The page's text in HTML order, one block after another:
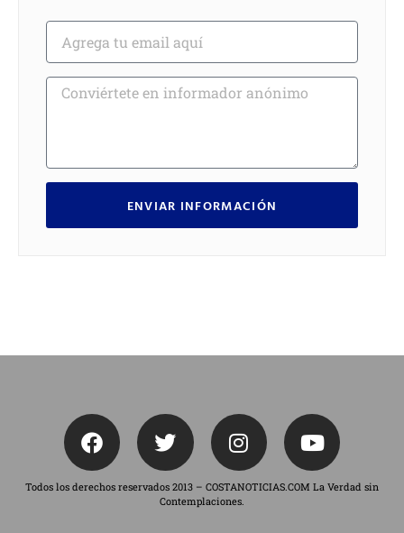
ENVIAR INFORMACIÓN
Todos los derechos reservados 2013 – COSTANOTICIAS.COM La Verdad sin
Contemplaciones.